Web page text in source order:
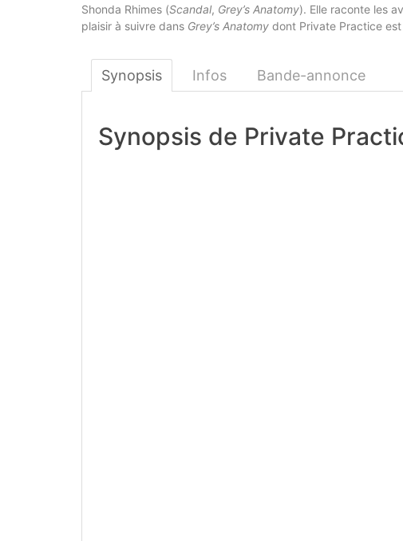
Shonda Rhimes (Scandal, Grey’s Anatomy). Elle raconte les
plaisir à suivre dans Grey’s Anatomy dont Private Practice
Synopsis Infos Bande-annonce
Synopsis de Private